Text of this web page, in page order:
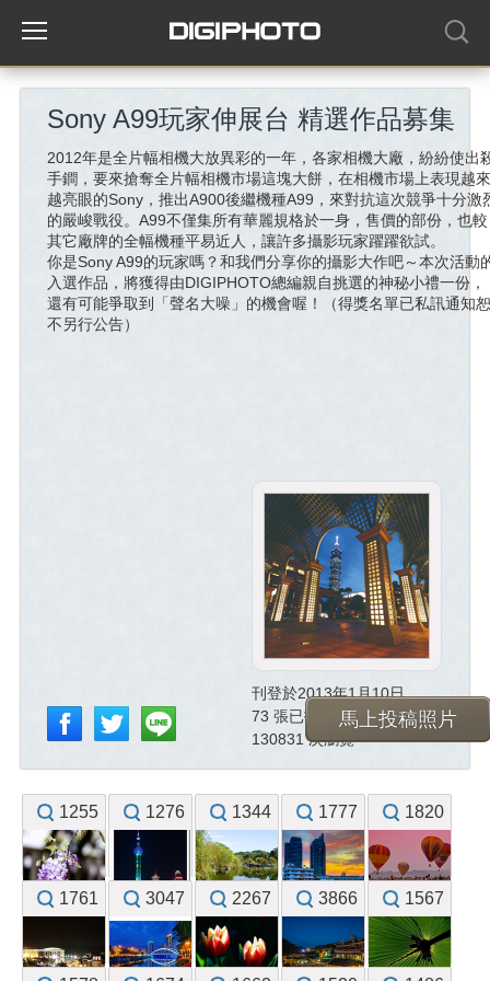
Sony A99玩家伸展台 精選作品募集
2012年是全片幅相機大放異彩的一年，各家相機大廠，紛紛使出
手鐧，要來搶奪全片幅相機市場這塊大餅，在相機市場上表現越
越亮眼的Sony，推出A900後繼機種A99，來對抗這次競爭十分激
的嚴峻戰役。A99不僅集所有華麗規格於一身，售價的部份，也較
其它廠牌的全幅機種平易近人，讓許多攝影玩家躍躍欲試。
你是Sony A99的玩家嗎？和我們分享你的攝影大作吧～本次活動
入選作品，將獲得由DIGIPHOTO總編親自挑選的神秘小禮一份，
還有可能爭取到「聲名大噪」的機會喔！（得獎名單已私訊通知
不另行公告）
馬上投稿照片
刊登於2013年1月10日
73 張已投稿照片
130831 次瀏覽
1255 1276 1344 1777 1820
1761 3047 2267 3866 1567